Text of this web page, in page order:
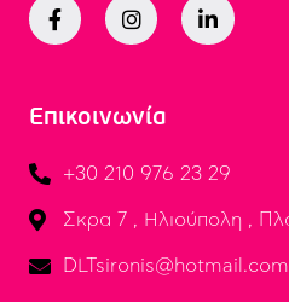
Επικοινωνία
+30 210 976 23 29
Σκρα 7 , Ηλιούπολη ,
DLTsironis@hotmail.com